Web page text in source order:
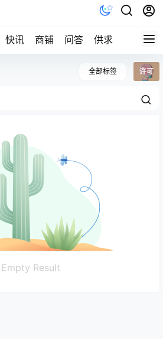
快讯 商铺 问答 供求
全部标签 许可
Empty Result